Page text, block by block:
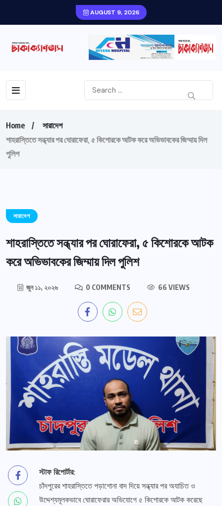
AUGUST 9, 2026
Home
সারাদেশ
শাহরাস্তিতে সন্ধ্যার পর ঘোরাফেরা, ৫ কিশোরকে আটক করে অভিভাবকের জিম্মায় দিল
পুলিশ
সারাদেশ
শাহরাস্তিতে সন্ধ্যার পর ঘোরাফেরা, ৫ কিশোরকে আটক
করে অভিভাবকের জিম্মায় দিল পুলিশ
জুন ১১, ২০২৬ 0 COMMENTS 66 VIEWS
স্টাফ রিপোর্টার:
চাঁদপুরের শাহরাস্তিতে পড়াশোনা বাদ দিয়ে সন্ধ্যার পর অযাচিত ও
উদ্দেশ্যমূলকভাবে ঘোরাফেরার অভিযোগে ৫ কিশোরকে আটক করেছে